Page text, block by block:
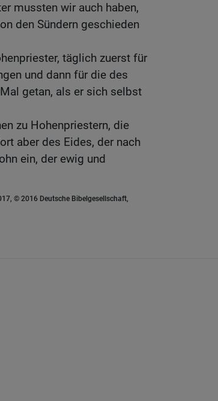
mussten wir auch haben,
den Sündern geschieden
täglich zuerst für
und dann für die des
getan, als er sich selbst
zu Hohenpriestern, die
aber des Eides, der nach
ein, der ewig und
© 2016 Deutsche Bibelgesellschaft,